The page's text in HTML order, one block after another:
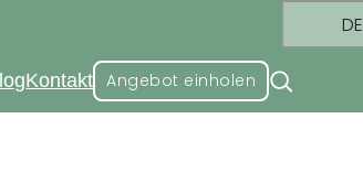
DE
Kontakt Angebot einholen